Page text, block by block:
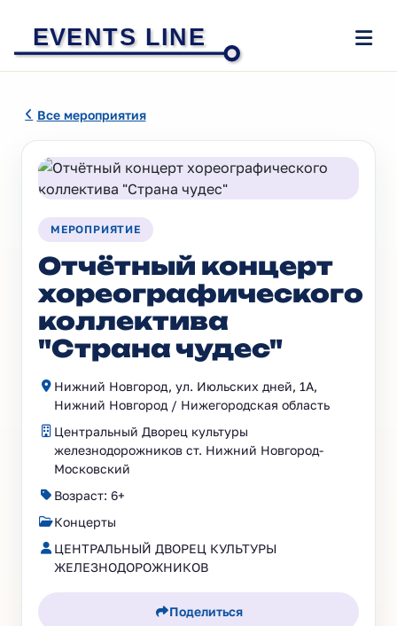
EVENTS LINE
Все мероприятия
МЕРОПРИЯТИЕ
Отчётный концерт
хореографического
коллектива
"Страна чудес"
Нижний Новгород, ул. Июльских дней, 1А,
Нижний Новгород / Нижегородская область
Центральный Дворец культуры
железнодорожников ст. Нижний Новгород-
Московский
Возраст: 6+
Концерты
ЦЕНТРАЛЬНЫЙ ДВОРЕЦ КУЛЬТУРЫ
ЖЕЛЕЗНОДОРОЖНИКОВ
Поделиться